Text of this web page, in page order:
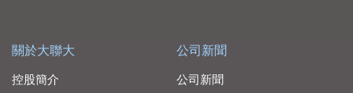
關於大聯大
控股簡介
公司新聞
公司新聞